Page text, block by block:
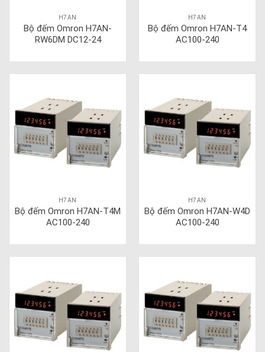
H7AN
Bộ đếm Omron H7AN-
RW6DM DC12-24
H7AN
Bộ đếm Omron H7AN-T4
AC100-240
H7AN
Bộ đếm Omron H7AN-T4M
AC100-240
H7AN
Bộ đếm Omron H7AN-W4D
AC100-240